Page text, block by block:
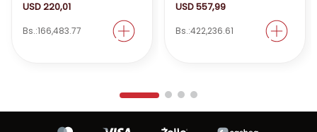
USD220,01
Bs.:166,483.77
USD557,99
Bs.:422,236.61